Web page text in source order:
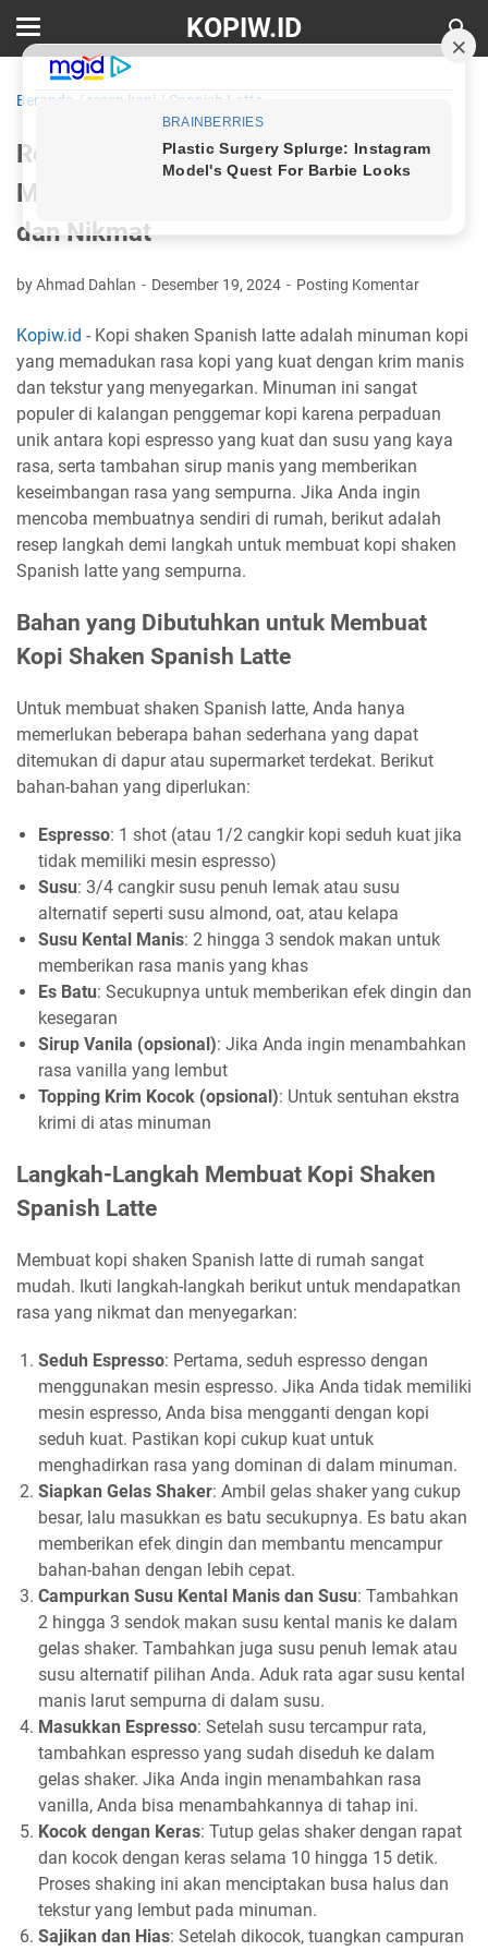
KOPIW.ID
Beranda / resep kopi / Spanish Latte
Resep Kopi Shaken Spanish Latte:
Menikmati Sensasi Kopi yang Segar
dan Nikmat
by Ahmad Dahlan Desember 19, 2024 Posting Komentar
Kopiw.id - Kopi shaken Spanish latte adalah minuman kopi
yang memadukan rasa kopi yang kuat dengan krim manis
dan tekstur yang menyegarkan. Minuman ini sangat
populer di kalangan penggemar kopi karena perpaduan
unik antara kopi espresso yang kuat dan susu yang kaya
rasa, serta tambahan sirup manis yang memberikan
keseimbangan rasa yang sempurna. Jika Anda ingin
mencoba membuatnya sendiri di rumah, berikut adalah
resep langkah demi langkah untuk membuat kopi shaken
Spanish latte yang sempurna.
Bahan yang Dibutuhkan untuk Membuat
Kopi Shaken Spanish Latte
Untuk membuat shaken Spanish latte, Anda hanya
memerlukan beberapa bahan sederhana yang dapat
ditemukan di dapur atau supermarket terdekat. Berikut
bahan-bahan yang diperlukan:
Espresso: 1 shot (atau 1/2 cangkir kopi seduh kuat jika
tidak memiliki mesin espresso)
Susu: 3/4 cangkir susu penuh lemak atau susu
alternatif seperti susu almond, oat, atau kelapa
Susu Kental Manis: 2 hingga 3 sendok makan untuk
memberikan rasa manis yang khas
Es Batu: Secukupnya untuk memberikan efek dingin dan
kesegaran
Sirup Vanila (opsional): Jika Anda ingin menambahkan
rasa vanilla yang lembut
Topping Krim Kocok (opsional): Untuk sentuhan ekstra
krimi di atas minuman
Langkah-Langkah Membuat Kopi Shaken
Spanish Latte
Membuat kopi shaken Spanish latte di rumah sangat
mudah. Ikuti langkah-langkah berikut untuk mendapatkan
rasa yang nikmat dan menyegarkan:
Seduh Espresso: Pertama, seduh espresso dengan
menggunakan mesin espresso. Jika Anda tidak memiliki
mesin espresso, Anda bisa mengganti dengan kopi
seduh kuat. Pastikan kopi cukup kuat untuk
menghadirkan rasa yang dominan di dalam minuman.
Siapkan Gelas Shaker: Ambil gelas shaker yang cukup
besar, lalu masukkan es batu secukupnya. Es batu akan
memberikan efek dingin dan membantu mencampur
bahan-bahan dengan lebih cepat.
Campurkan Susu Kental Manis dan Susu: Tambahkan
2 hingga 3 sendok makan susu kental manis ke dalam
gelas shaker. Tambahkan juga susu penuh lemak atau
susu alternatif pilihan Anda. Aduk rata agar susu kental
manis larut sempurna di dalam susu.
Masukkan Espresso: Setelah susu tercampur rata,
tambahkan espresso yang sudah diseduh ke dalam
gelas shaker. Jika Anda ingin menambahkan rasa
vanilla, Anda bisa menambahkannya di tahap ini.
Kocok dengan Keras: Tutup gelas shaker dengan rapat
dan kocok dengan keras selama 10 hingga 15 detik.
Proses shaking ini akan menciptakan busa halus dan
tekstur yang lembut pada minuman.
Sajikan dan Hias: Setelah dikocok, tuangkan campuran